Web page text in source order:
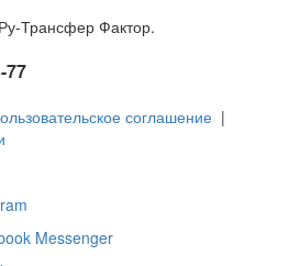
Трансфер Фактор.
77
соглашение |
Messenger